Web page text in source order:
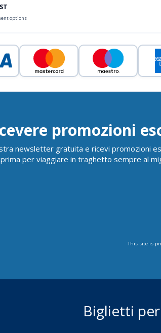
options
promozioni
newsletter gratuita e ricevi promozioni
per viaggiare in traghetto sempre al
This site is
Biglietti